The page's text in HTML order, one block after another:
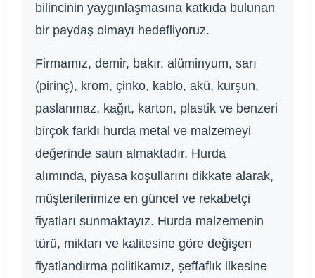
bilincinin yaygınlaşmasına katkıda bulunan
bir paydaş olmayı hedefliyoruz.
Firmamız, demir, bakır, alüminyum, sarı
(pirinç), krom, çinko, kablo, akü, kurşun,
paslanmaz, kağıt, karton, plastik ve benzeri
birçok farklı hurda metal ve malzemeyi
değerinde satın almaktadır. Hurda
alımında, piyasa koşullarını dikkate alarak,
müşterilerimize en güncel ve rekabetçi
fiyatları sunmaktayız. Hurda malzemenin
türü, miktarı ve kalitesine göre değişen
fiyatlandırma politikamız, şeffaflık ilkesine